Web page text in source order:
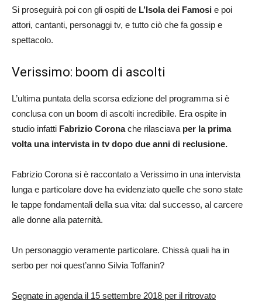
Si proseguirà poi con gli ospiti de L’Isola dei Famosi e poi
attori, cantanti, personaggi tv, e tutto ciò che fa gossip e
spettacolo.
Verissimo: boom di ascolti
L’ultima puntata della scorsa edizione del programma si è
conclusa con un boom di ascolti incredibile. Era ospite in
studio infatti Fabrizio Coronache rilasciava per la prima
volta una intervista in tv dopo due anni di reclusione.
Fabrizio Corona si è raccontato a Verissimo in una intervista
lunga e particolare dove ha evidenziato quelle che sono state
le tappe fondamentali della sua vita: dal successo, al carcere
alle donne alla paternità.
Un personaggio veramente particolare. Chissà quali ha in
serbo per noi quest’anno Silvia Toffanin?
Segnate in agenda il 15 settembre 2018 per il ritrovato